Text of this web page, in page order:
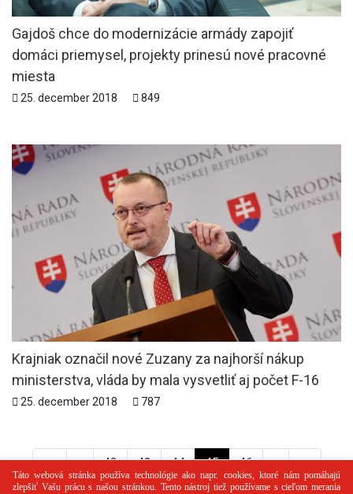
Gajdoš chce do modernizácie armády zapojiť
domáci priemysel, projekty prinesú nové pracovné
miesta
25. december 2018 849
Krajniak označil nové Zuzany za najhorší nákup
ministerstva, vláda by mala vysvetliť aj počet F-16
25. december 2018 787
<< < 42 43 44 45 46 > >>